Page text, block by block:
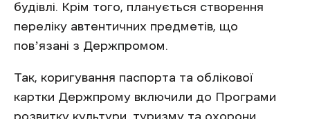
будівлі. Крім того, планується створення
переліку автентичних предметів, що
повʼязані з Держпромом.
Так, коригування паспорта та облікової
картки Держпрому включили до Програми
розвитку культури, туризму та охорони